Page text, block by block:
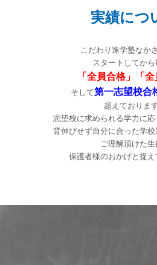
実績につ
こだわり進学塾なか
スタートしてから
「全員合格」「全
そして第一志望校合
超えております
志望校に求められる学力に応
背伸びせず自分に合った学校
ご理解頂けた生
保護者様のおかげと捉え